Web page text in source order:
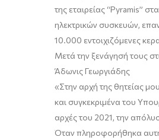
της εταιρείας “Pyramis” στα
ηλεκτρικών συσκευών,
10.000 εντοιχιζόμενες
Μετά την ξενάγησή τους
Άδωνις Γεωργιάδης
«Στην αρχή της θητείας
και συγκεκριμένα του
αρχές του 2021, την
Όταν πληροφορήθηκα αυτή